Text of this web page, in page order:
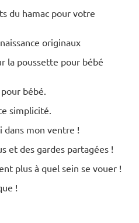
du hamac pour votre
originaux
la poussette pour bébé
bébé.
simplicité.
dans mon ventre !
et des gardes partagées !
plus à quel sein se vouer !
!